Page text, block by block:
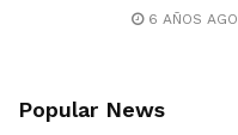
6 AÑOS AGO
Popular News